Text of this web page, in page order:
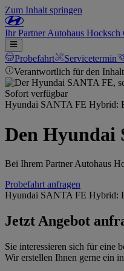
Zum Inhalt springen
IhrPartnerAutohaus Hocksch
Probefahrt Servicetermin
Verantwortlich für den
Sofort verfügbar
Hyundai SANTA FE Hybrid:
Den Hyundai
Bei Ihrem Partner Autohaus
Probefahrt anfragen
Hyundai SANTA FE Hybrid:
Jetzt Angebot
Sie interessieren sich für eine
Wir erstellen Ihnen gerne ein